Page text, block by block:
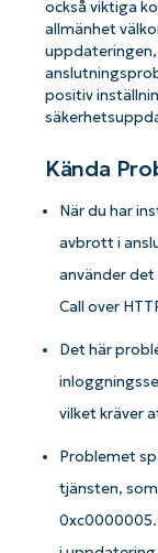
också viktiga
allmänhet
positiv
Kända
När du har
avbrott i
använder
Call over
Det här
vilket kräver
Problemet
tjänsten,
0xc0000005.